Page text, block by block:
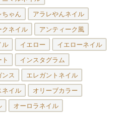
ちゃん アラレやんネイル
クネイル アンティーク風
ル イエロー イエローネイル
インスタグラム
ンス エレガントネイル
ネイル オリーブカラー
オーロラネイル